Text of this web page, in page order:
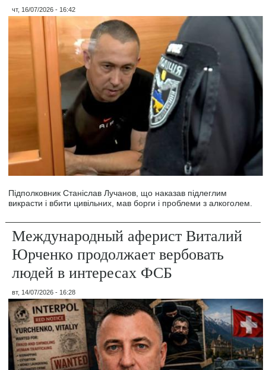
чт, 16/07/2026 - 16:42
Підполковник Станіслав Лучанов, що наказав підлеглим
викрасти і вбити цивільних, мав борги і проблеми з алкоголем.
Международный аферист Виталий
Юрченко продолжает вербовать
людей в интересах ФСБ
вт, 14/07/2026 - 16:28